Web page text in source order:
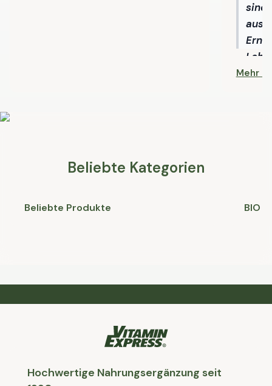
sind
Mehr
Beliebte Kategorien
Beliebte Produkte BIO
Hochwertige Nahrungsergänzung seit